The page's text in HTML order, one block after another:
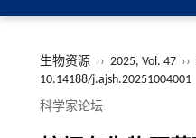
生物资源 ›› 2025, Vol. 47 ››
10.14188/j.ajsh.20251004001
科学家论坛